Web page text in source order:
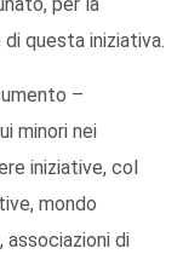
per la
questa iniziativa.
–
minori nei
iniziative, col
mondo
associazioni di